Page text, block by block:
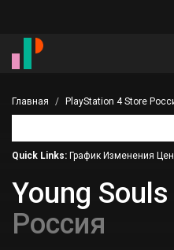
Главная PlayStation 4 Store
Quick Links: График Изменения
Young Souls
Россия